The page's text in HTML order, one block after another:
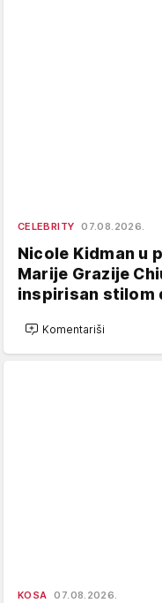
CELEBRITY 07.08.2026.
Nicole Kidman u
Marije Grazije
inspirisan stilom
Komentariši
KOSA 07.08.2026.